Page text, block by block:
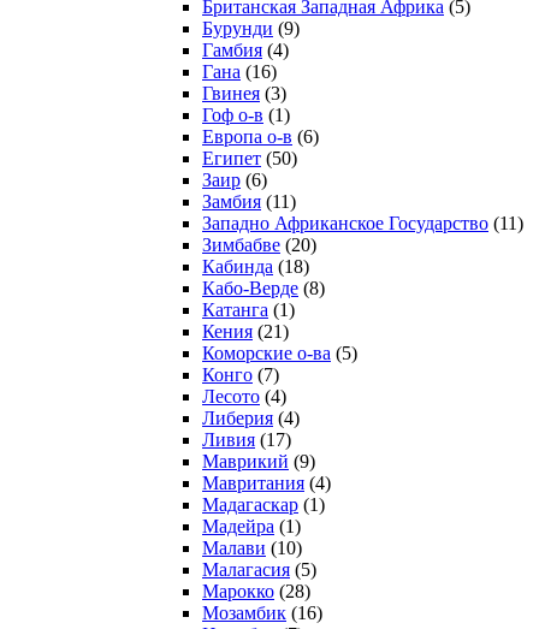
Британская Западная Африка (5)
Бурунди (9)
Гамбия (4)
Гана (16)
Гвинея (3)
Гоф о-в (1)
Европа о-в (6)
Египет (50)
Заир (6)
Замбия (11)
Западно Африканское Государство (11)
Зимбабве (20)
Кабинда (18)
Кабо-Верде (8)
Катанга (1)
Кения (21)
Коморcкие о-ва (5)
Конго (7)
Лесото (4)
Либерия (4)
Ливия (17)
Маврикий (9)
Мавритания (4)
Мадагаскар (1)
Мадейра (1)
Малави (10)
Малагасия (5)
Марокко (28)
Мозамбик (16)